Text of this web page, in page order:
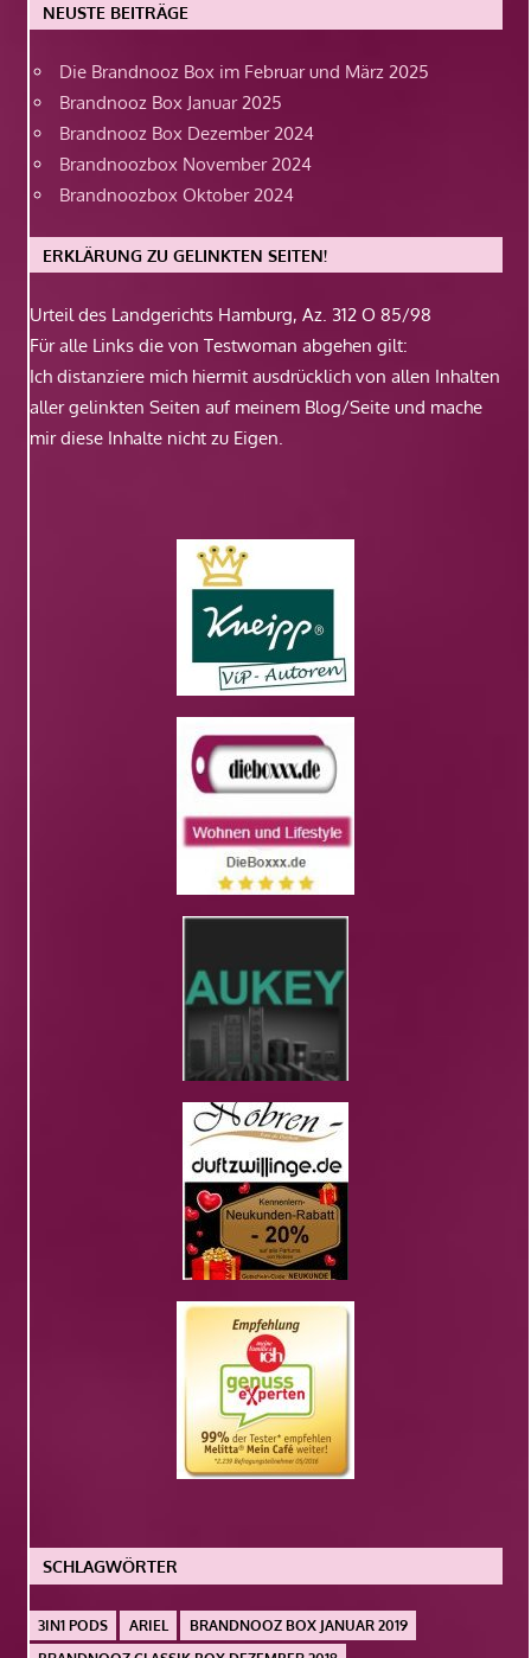
NEUSTE BEITRÄGE
Die Brandnooz Box im Februar und März 2025
Brandnooz Box Januar 2025
Brandnooz Box Dezember 2024
Brandnoozbox November 2024
Brandnoozbox Oktober 2024
ERKLÄRUNG ZU GELINKTEN SEITEN!
Urteil des Landgerichts Hamburg, Az. 312 O 85/98
Für alle Links die von Testwoman abgehen gilt:
Ich distanziere mich hiermit ausdrücklich von allen Inhalten
aller gelinkten Seiten auf meinem Blog/Seite und mache
mir diese Inhalte nicht zu Eigen.
SCHLAGWÖRTER
3IN1 PODS ARIEL
BRANDNOOZ BOX JANUAR 2019